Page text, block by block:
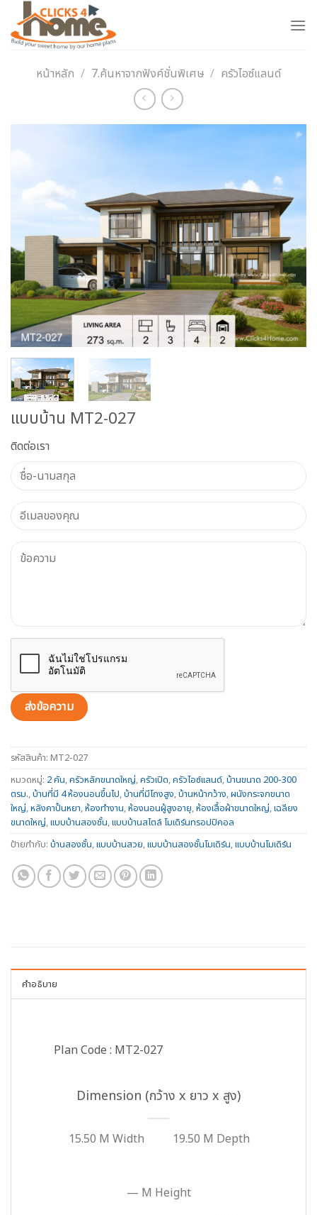
content
หน้าหลัก / 7.ค้นหาจากฟังค์ชั่นพิเศษ / ครัวไอซ์แลนด์
แบบบ้าน MT2-027
ติดต่อเรา
รหัสสินค้า: MT2-027
หมวดหมู่: 2 คัน,ครัวหลักขนาดใหญ่,ครัวเปิด,ครัวไอซ์แลนด์,บ้านขนาด 200-300
ตรม.,บ้านที่มี 4 ห้องนอนขึ้นไป,บ้านที่มีโถงสูง,บ้านหน้ากว้าง,ผนังกระจกขนาด
ใหญ่,หลังคาปั้นหยา,ห้องทำงาน,ห้องนอนผู้สูงอายุ,ห้องเสื้อผ้าขนาดใหญ่,เฉลียง
ขนาดใหญ่,แบบบ้านสองชั้น,แบบบ้านสไตล์ โมเดิร์นทรอปปิคอล
ป้ายกำกับ: บ้านสองชั้น,แบบบ้านสวย,แบบบ้านสองชั้นโมเดิร์น,แบบบ้านโมเดิร์น
คำอธิบาย
Plan Code : MT2-027
Dimension (กว้าง x ยาว x สูง)
15.50 M Width 19.50 M Depth
— M Height